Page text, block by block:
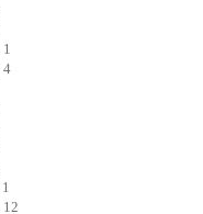
1
4
1
12